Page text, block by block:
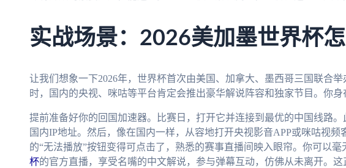
实战场景：2026美加墨世界杯怎
让我们想象一下2026年，世界杯首次由美国、加拿大、墨西哥三国联合
时，国内的央视、咪咕等平台肯定会推出豪华解说阵容和独家节目。你身
提前准备好你的回国加速器。比赛日，打开它并连接到最优的中国线路
国内IP地址。然后，像在国内一样，从容地打开央视影音APP或咪咕视
的“无法播放”按钮变得可点击了，熟悉的赛事直播间映入眼帘。你可以毫
杯的官方直播，享受名嘴的中文解说，参与弹幕互动，仿佛从未离开。这